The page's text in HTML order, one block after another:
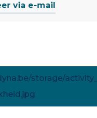
via e-mail